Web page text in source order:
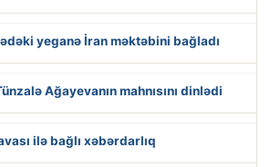
yeganə İran məktəbini bağladı
Ağayevanın mahnısını dinlədi
ilə bağlı xəbərdarlıq